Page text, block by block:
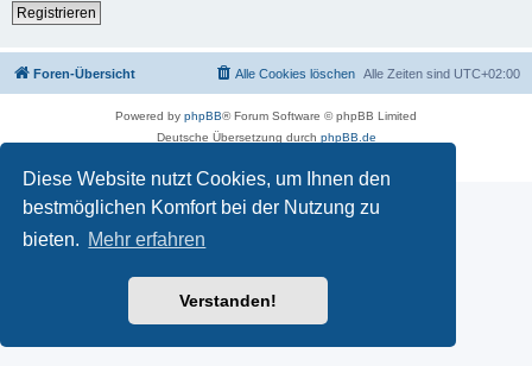
Diese Website nutzt Cookies, um Ihnen den
bestmöglichen Komfort bei der Nutzung zu
bieten. Mehr erfahren
Verstanden!
Registrieren
Foren-Übersicht Alle Zeiten sind UTC+02:00
Alle Cookies löschen
Powered by phpBB® Forum Software © phpBB Limited
Deutsche Übersetzung durch phpBB.de